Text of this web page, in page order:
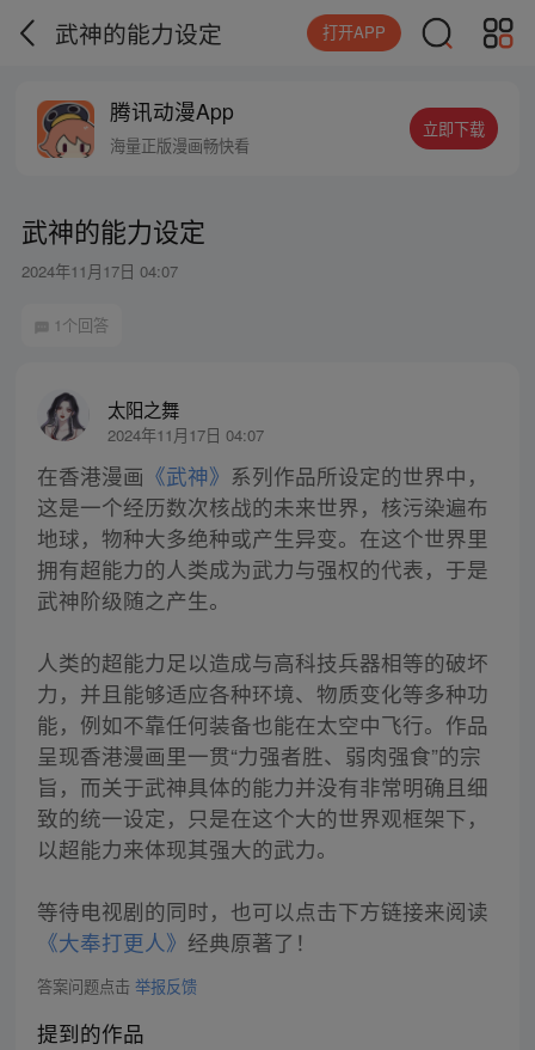
武神的能力设定 打开APP
腾讯动漫App
海量正版漫画畅快看
立即下载
武神的能力设定
2024年11月17日 04:07
1个回答
太阳之舞
2024年11月17日 04:07
在香港漫画 《武神》 系列作品所设定的世界中，
这是一个经历数次核战的未来世界，核污染遍布
地球，物种大多绝种或产生异变。在这个世界里
拥有超能力的人类成为武力与强权的代表，于是
武神阶级随之产生。
人类的超能力足以造成与高科技兵器相等的破坏
力，并且能够适应各种环境、物质变化等多种功
能，例如不靠任何装备也能在太空中飞行。作品
呈现香港漫画里一贯“力强者胜、弱肉强食”的宗
旨，而关于武神具体的能力并没有非常明确且细
致的统一设定，只是在这个大的世界观框架下，
以超能力来体现其强大的武力。
等待电视剧的同时，也可以点击下方链接来阅读
《大奉打更人》 经典原著了！
答案问题点击 举报反馈
提到的作品